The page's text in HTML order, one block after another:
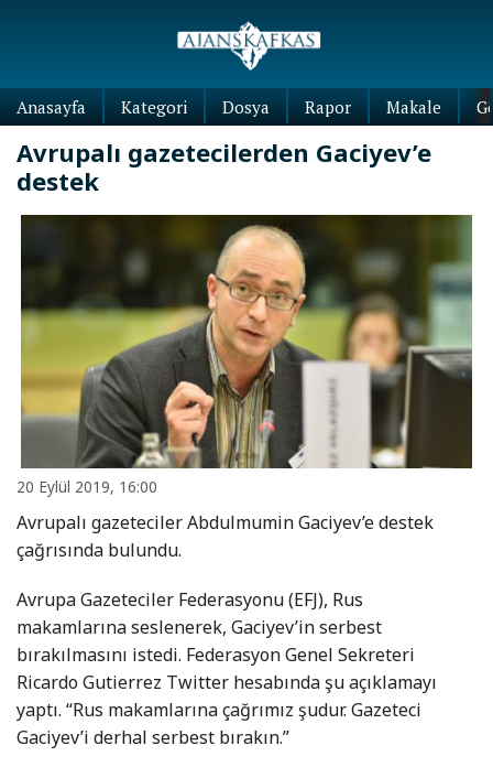
Anasayfa Kategori Dosya Rapor Makale
Avrupalı gazetecilerden Gaciyev’e
destek
20 Eylül 2019, 16:00
Avrupalı ​​gazeteciler Abdulmumin Gaciyev’e destek
çağrısında bulundu.
Avrupa Gazeteciler Federasyonu (EFJ), Rus
makamlarına seslenerek, Gaciyev’in serbest
bırakılmasını istedi. Federasyon Genel Sekreteri
Ricardo Gutierrez Twitter hesabında şu açıklamayı
yaptı. “Rus makamlarına çağrımız şudur. Gazeteci
Gaciyev’i derhal serbest bırakın.”